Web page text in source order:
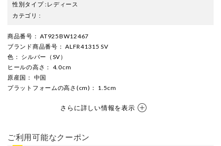
性別タイプ:レディース
カテゴリ :
商品番号 ： AT925BW12467
ブランド商品番号 ： ALFR41315 SV
色 ： シルバー（SV）
ヒールの高さ ： 4.0cm
原産国 ： 中国
プラットフォームの高さ(cm) ： 1.5cm
さらに詳しい情報を表示
ご利用可能なクーポン